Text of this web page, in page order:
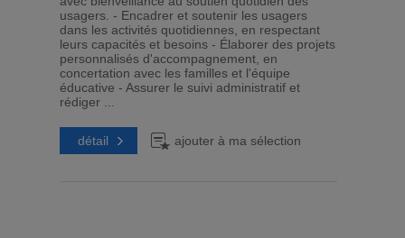
usagers. - Encadrer et soutenir les usagers
dans les activités quotidiennes, en respectant
leurs capacités et besoins - Élaborer des projets
personnalisés d'accompagnement, en
concertation avec les familles et l'équipe
éducative - Assurer le suivi administratif et
rédiger ...
détail ajouter à ma sélection